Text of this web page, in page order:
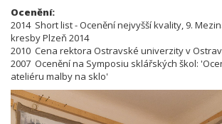
Ocenění:
2014 Short list - Ocenění nejvyšší kvality, 9.
kresby Plzeň 2014
2010 Cena rektora Ostravské univerzity v
2007 Ocenění na Symposiu sklářských škol: '
ateliéru malby na sklo'